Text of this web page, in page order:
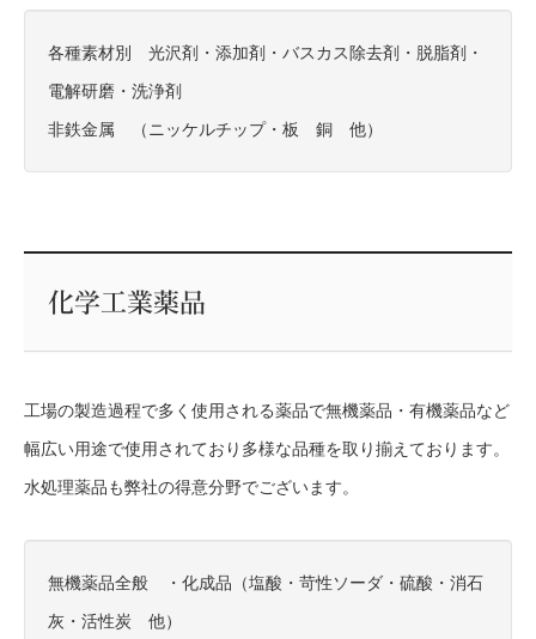
各種素材別 光沢剤・添加剤・バスカス除去剤・脱脂剤・
電解研磨・洗浄剤
非鉄金属 （ニッケルチップ・板 銅 他）
化学工業薬品
工場の製造過程で多く使用される薬品で無機薬品・有機薬品など
幅広い用途で使用されており多様な品種を取り揃えております。
水処理薬品も弊社の得意分野でございます。
無機薬品全般 ・化成品（塩酸・苛性ソーダ・硫酸・消石
灰・活性炭 他）